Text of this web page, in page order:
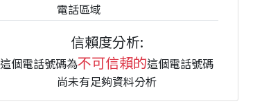
電話區域
信賴度分析:
這個電話號碼為不可信賴的這個電話號碼
尚未有足夠資料分析